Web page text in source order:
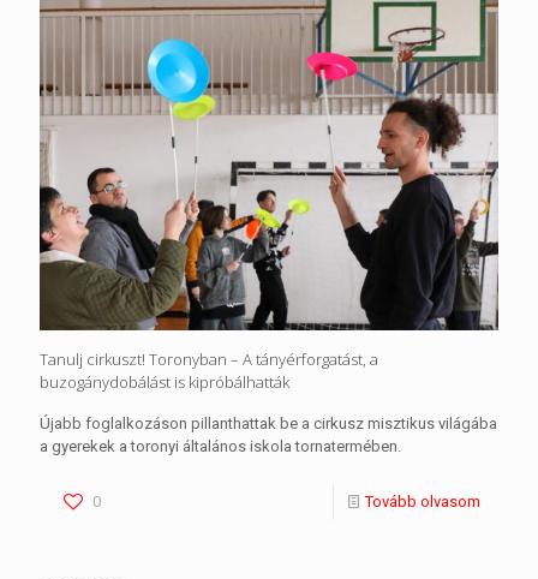
Tanulj cirkuszt! Toronyban – A tányérforgatást, a
buzogánydobálást is kipróbálhatták
Újabb foglalkozáson pillanthattak be a cirkusz misztikus világába
a gyerekek a toronyi általános iskola tornatermében.
0 Tovább olvasom